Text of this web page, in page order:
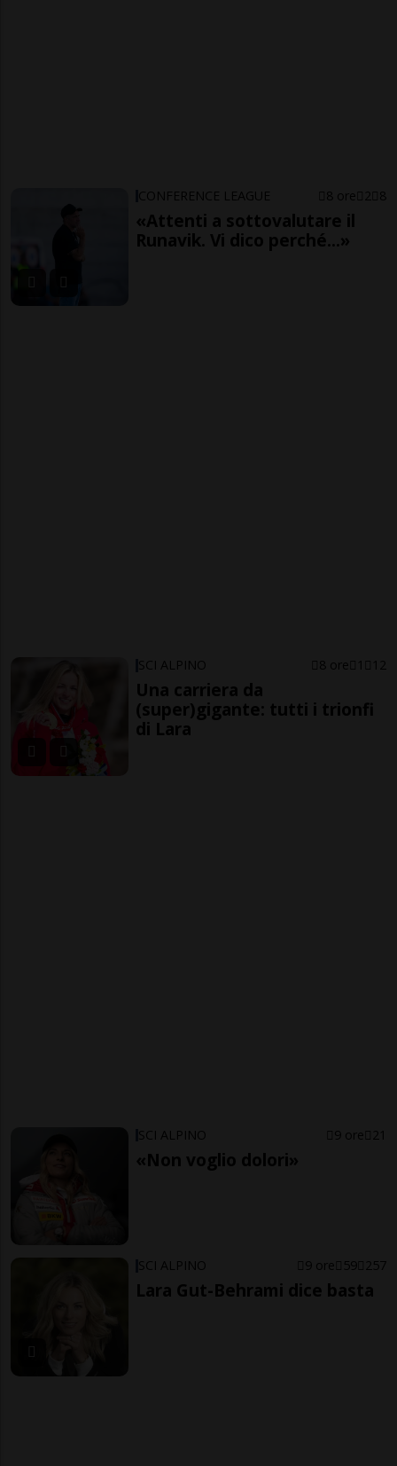
CONFERENCE LEAGUE 8 ore 2 8
«Attenti a sottovalutare il
Runavik. Vi dico perché...»
SCI ALPINO 8 ore 1 12
Una carriera da
(super)gigante: tutti i trionfi
di Lara
SCI ALPINO 9 ore 21
«Non voglio dolori»
SCI ALPINO 9 ore 59 257
Lara Gut-Behrami dice basta